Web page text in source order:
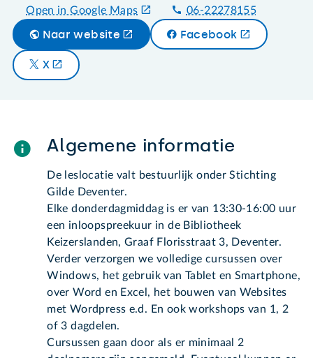
Open in Google Maps
06-22278155
Naar website Facebook
X
Algemene informatie
De leslocatie valt bestuurlijk onder Stichting
Gilde Deventer.
Elke donderdagmiddag is er van 13:30-16:00 uur
een inloopspreekuur in de Bibliotheek
Keizerslanden, Graaf Florisstraat 3, Deventer.
Verder verzorgen we volledige cursussen over
Windows, het gebruik van Tablet en Smartphone,
over Word en Excel, het bouwen van Websites
met Wordpress e.d. En ook workshops van 1, 2
of 3 dagdelen.
Cursussen gaan door als er minimaal 2